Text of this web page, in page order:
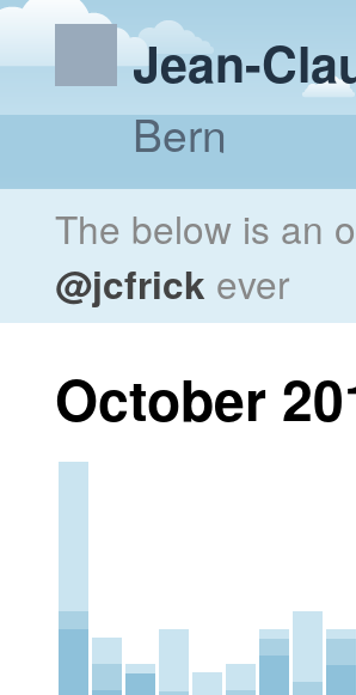
Jean-
Bern
The below is an
@jcfrick ever
October